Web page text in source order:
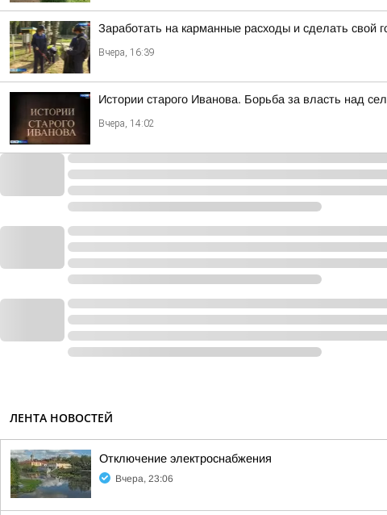
Заработать на карманные расходы и сделать свой
Вчера, 16:39
Истории старого Иванова. Борьба за власть над
Вчера, 14:02
ЛЕНТА НОВОСТЕЙ
Отключение электроснабжения
Вчера, 23:06